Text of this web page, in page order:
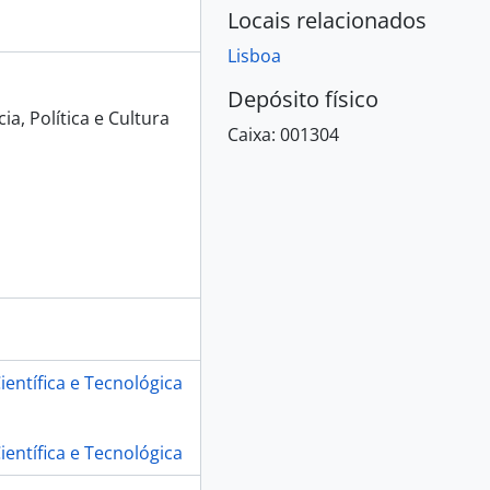
changing the world, 2012
descoberta do segredo da vida, 2003
2002
no Desconhecido, 2016
Política e Cultura
e Tecnológica
e Tecnológica
Locais relacionados
Lisboa
Depósito físico
Caixa: 001304